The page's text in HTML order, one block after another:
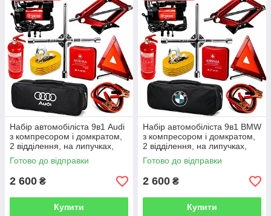
Набір автомобіліста 9в1 Audi
з компресором і домкратом,
2 відділення, на липучках,
чорний
Готово до відправки
2 600 ₴
Купити
Набір автомобіліста 9в1 BMW
з компресором і домкратом,
2 відділення, на липучках,
чорний
Готово до відправки
2 600 ₴
Купити